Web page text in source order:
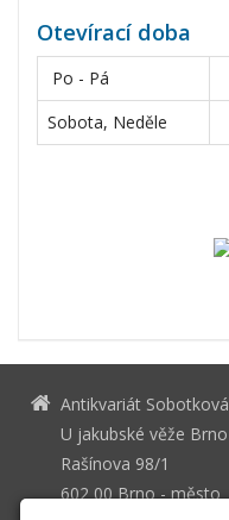
Otevírací doba
Po - Pá
Sobota, Neděle
Antikvariát Sobotková
U jakubské věže Brno
Rašínova 98/1
602 00 Brno - město